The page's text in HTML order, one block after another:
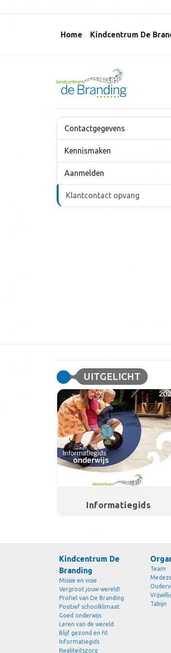
Home Kindcentrum De
Contactgegevens
Kennismaken
Aanmelden
Klantcontact opvang
UITGELICHT
Informatiegids
Kindcentrum De
Branding
Missie en visie
Vergroot jouw wereld!
Profiel van De Branding
Positief schoolklimaat
Goed onderwijs
Leren van de wereld
Blijf gezond en fit
Informatiegids
Kwaliteitszorg
Team
Tabijn